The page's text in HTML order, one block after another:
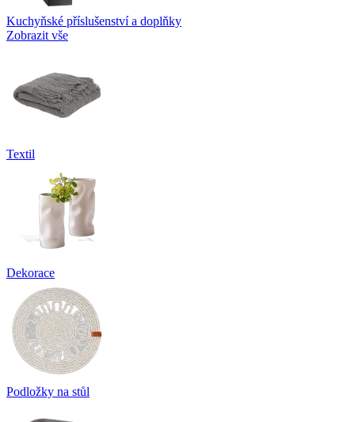
Kuchyňské příslušenství a doplňky
Zobrazit vše
Textil
Dekorace
Podložky na stůl